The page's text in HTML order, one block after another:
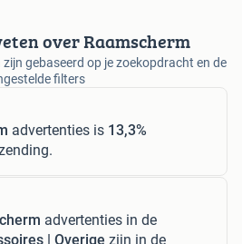
over Raamscherm
gebaseerd op je zoekopdracht en de
filters
advertenties is 13,3%
advertenties in de
| Overige zijn in de